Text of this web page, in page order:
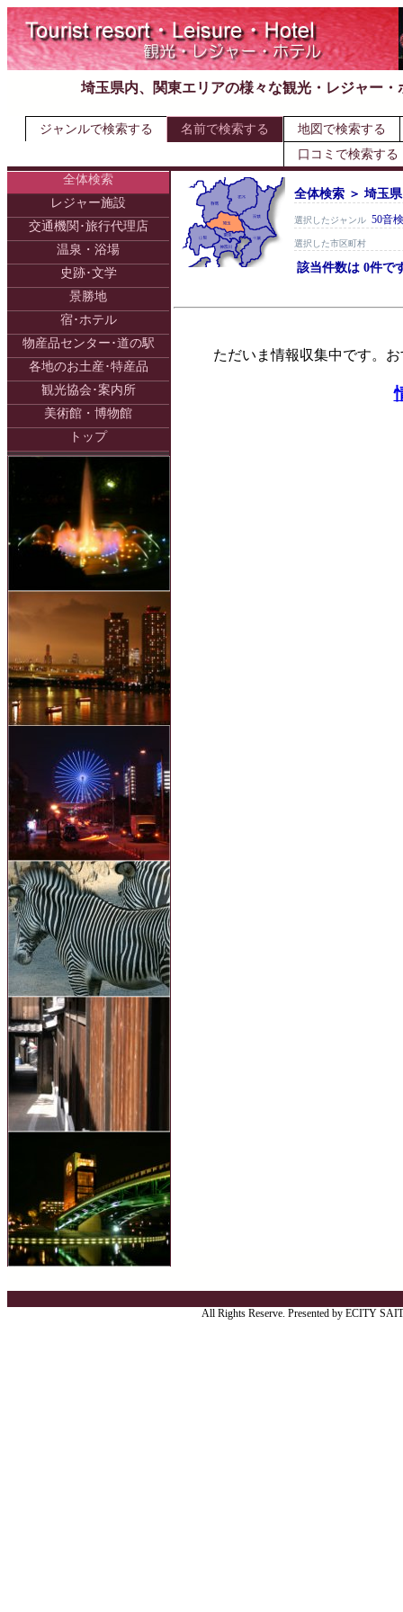
埼玉県内、関東エリアの様々な観光・レジャー
ジャンルで検索する 名前で検索する
地図で検索する
口コミで検索する
全体検索
レジャー施設
交通機関･旅行代理店
温泉・浴場
史跡･文学
景勝地
宿･ホテル
物産品センター･道の駅
各地のお土産･特産品
観光協会･案内所
美術館・博物館
トップ
全体検索 ＞ 埼玉
選択したジャンル 50音
選択した市区町村
該当件数は 0件で
ただいま情報収集中です。
All Rights Reserve. Presented by ECITY